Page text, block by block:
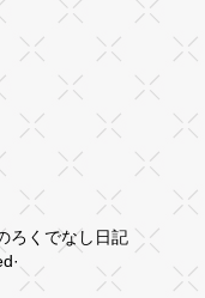
ろくでなし日記